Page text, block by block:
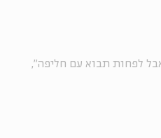
לפחות תבוא עם חליפה",